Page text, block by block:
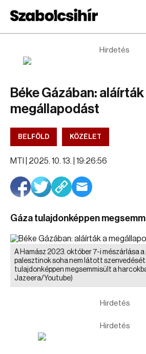
Hirdetés
Béke Gázában: aláírták
megállapodást
BELFÖLD KÖZÉLET
MTI | 2025. 10. 13. | 19:26:56
Gáza tulajdonképpen
A Hamász 2023. október 7-i mészárlása
palesztinok soha nem látott
tulajdonképpen megsemmisült a
Jazeera/Youtube)
Hirdetés
Hirdetés